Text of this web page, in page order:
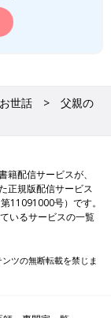
世話
父親の
籍配信サービスが、
正規版配信サービス
11091000号）です。
いるサービスの一覧
ツの無断転載を禁じま